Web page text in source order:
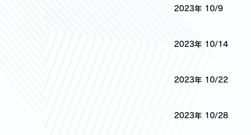
2023年 10/9
2023年 10/14
2023年 10/22
2023年 10/28